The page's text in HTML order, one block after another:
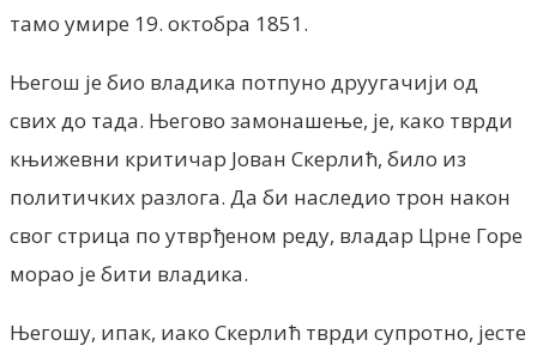
тамо умире 19. октобра 1851.
Његош је био владика потпуно друугачији од
свих до тада. Његово замонашење, је, како тврди
књижевни критичар Јован Скерлић, било из
политичких разлога. Да би наследио трон након
свог стрица по утврђеном реду, владар Црне Горе
морао је бити владика.
Његошу, ипак, иако Скерлић тврди супротно, јесте